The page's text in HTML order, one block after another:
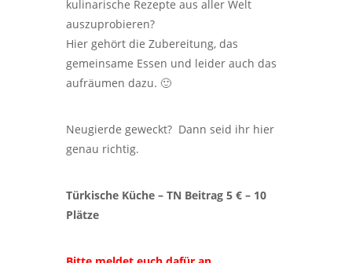
kulinarische Rezepte aus aller Welt
auszuprobieren?
Hier gehört die Zubereitung, das
gemeinsame Essen und leider auch das
aufräumen dazu. 🙂
Neugierde geweckt? Dann seid ihr hier
genau richtig.
Türkische Küche – TN Beitrag 5 € – 10
Plätze